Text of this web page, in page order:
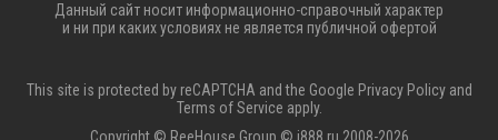
Данный сайт носит информационно-справочный характер
и ни при каких условиях не является публичной офертой
This site is protected by reCAPTCHA and the Google Privacy Policyand
Terms of Service apply.